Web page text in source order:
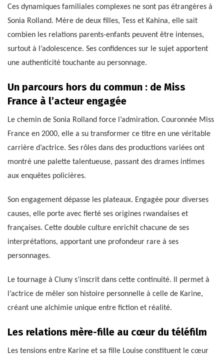
Ces dynamiques familiales complexes ne sont pas étrangères à
Sonia Rolland. Mère de deux filles, Tess et Kahina, elle sait
combien les relations parents-enfants peuvent être intenses,
surtout à l’adolescence. Ses confidences sur le sujet apportent
une authenticité touchante au personnage.
Un parcours hors du commun : de Miss
France à l’acteur engagée
Le chemin de Sonia Rolland force l’admiration. Couronnée Miss
France en 2000, elle a su transformer ce titre en une véritable
carrière d’actrice. Ses rôles dans des productions variées ont
montré une palette talentueuse, passant des drames intimes
aux enquêtes policières.
Son engagement dépasse les plateaux. Engagée pour diverses
causes, elle porte avec fierté ses origines rwandaises et
françaises. Cette double culture enrichit chacune de ses
interprétations, apportant une profondeur rare à ses
personnages.
Le tournage à Cluny s’inscrit dans cette continuité. Il permet à
l’actrice de mêler son histoire personnelle à celle de Karine,
créant une alchimie unique entre fiction et réalité.
Les relations mère-fille au cœur du téléfilm
Les tensions entre Karine et sa fille Louise constituent le cœur